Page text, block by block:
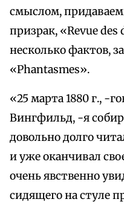
смыслом,
призрак, «Revue
несколько фактов,
«Phantasmes».
«25 марта 1880 г., -
Вингфильд, -я
довольно долго
и уже оканчивал
очень явственно
сидящего на стуле